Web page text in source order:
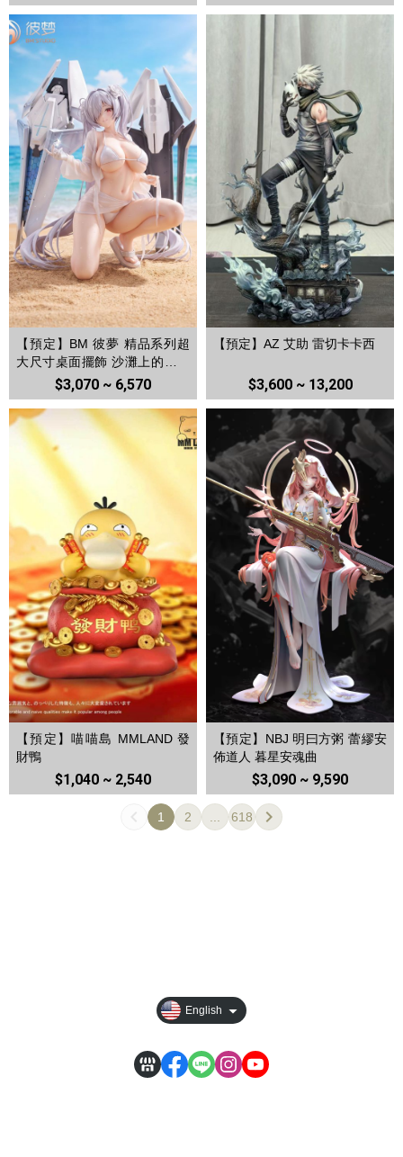
【預定】BM 彼夢 精品系列超
大尺寸桌面擺飾 沙灘上的白髮
少女(灰姑娘)$3,070 ~ 6,570
【預定】AZ 艾助 雷切卡卡西
$3,600 ~ 13,200
【預定】喵喵島 MMLAND 發
財鴨
$1,040 ~ 2,540
【預定】NBJ 明曰方粥 蕾繆安
佈道人 暮星安魂曲
$3,090 ~ 9,590
1 2 618
English